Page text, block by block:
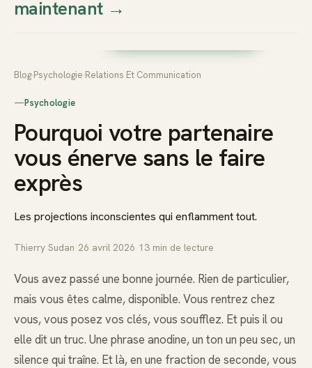
Thierry
Prendre rendez-vous dès
maintenant→
Blog Psychologie Relations Et Communication
—Psychologie
Pourquoi votre partenaire
vous énerve sans le faire
exprès
Les projections inconscientes qui enflamment tout.
Thierry Sudan 26 avril 2026 13 min de lecture
Vous avez passé une bonne journée. Rien de particulier,
mais vous êtes calme, disponible. Vous rentrez chez
vous, vous posez vos clés, vous soufflez. Et puis il ou
elle dit un truc. Une phrase anodine, un ton un peu sec, un
silence qui traîne. Et là, en une fraction de seconde, vous